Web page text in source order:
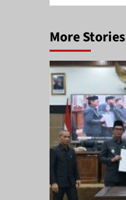
More Stories